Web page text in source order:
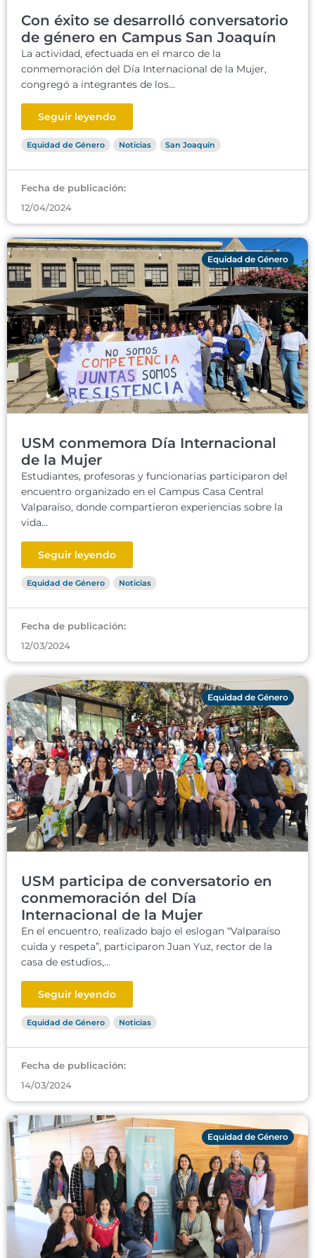
Con éxito se desarrolló conversatorio
de género en Campus San Joaquín
La actividad, efectuada en el marco de la
conmemoración del Día Internacional de la Mujer,
congregó a integrantes de los...
Seguir leyendo
Equidad de Género Noticias San Joaquín
Fecha de publicación:
12/04/2024
Equidad de Género
USM conmemora Día Internacional
de la Mujer
Estudiantes, profesoras y funcionarias participaron del
encuentro organizado en el Campus Casa Central
Valparaíso, donde compartieron experiencias sobre la
vida...
Seguir leyendo
Equidad de Género Noticias
Fecha de publicación:
12/03/2024
Equidad de Género
USM participa de conversatorio en
conmemoración del Día
Internacional de la Mujer
En el encuentro, realizado bajo el eslogan “Valparaíso
cuida y respeta”, participaron Juan Yuz, rector de la
casa de estudios,...
Seguir leyendo
Equidad de Género Noticias
Fecha de publicación:
14/03/2024
Equidad de Género